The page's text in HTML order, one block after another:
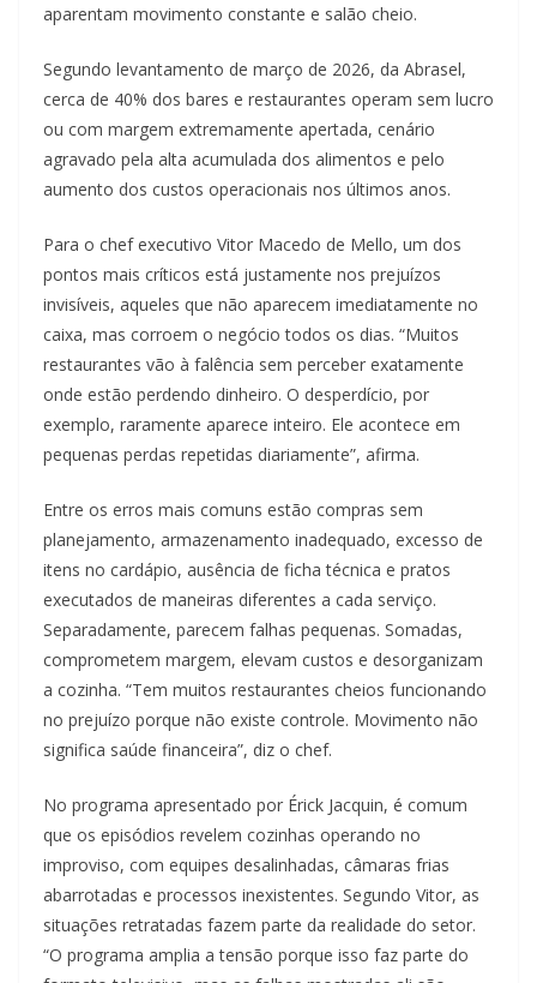
aparentam movimento constante e salão cheio.
Segundo levantamento de março de 2026, da Abrasel,
cerca de 40% dos bares e restaurantes operam sem lucro
ou com margem extremamente apertada, cenário
agravado pela alta acumulada dos alimentos e pelo
aumento dos custos operacionais nos últimos anos.
Para o chef executivo Vitor Macedo de Mello, um dos
pontos mais críticos está justamente nos prejuízos
invisíveis, aqueles que não aparecem imediatamente no
caixa, mas corroem o negócio todos os dias. “Muitos
restaurantes vão à falência sem perceber exatamente
onde estão perdendo dinheiro. O desperdício, por
exemplo, raramente aparece inteiro. Ele acontece em
pequenas perdas repetidas diariamente”, afirma.
Entre os erros mais comuns estão compras sem
planejamento, armazenamento inadequado, excesso de
itens no cardápio, ausência de ficha técnica e pratos
executados de maneiras diferentes a cada serviço.
Separadamente, parecem falhas pequenas. Somadas,
comprometem margem, elevam custos e desorganizam
a cozinha. “Tem muitos restaurantes cheios funcionando
no prejuízo porque não existe controle. Movimento não
significa saúde financeira”, diz o chef.
No programa apresentado por Érick Jacquin, é comum
que os episódios revelem cozinhas operando no
improviso, com equipes desalinhadas, câmaras frias
abarrotadas e processos inexistentes. Segundo Vitor, as
situações retratadas fazem parte da realidade do setor.
“O programa amplia a tensão porque isso faz parte do